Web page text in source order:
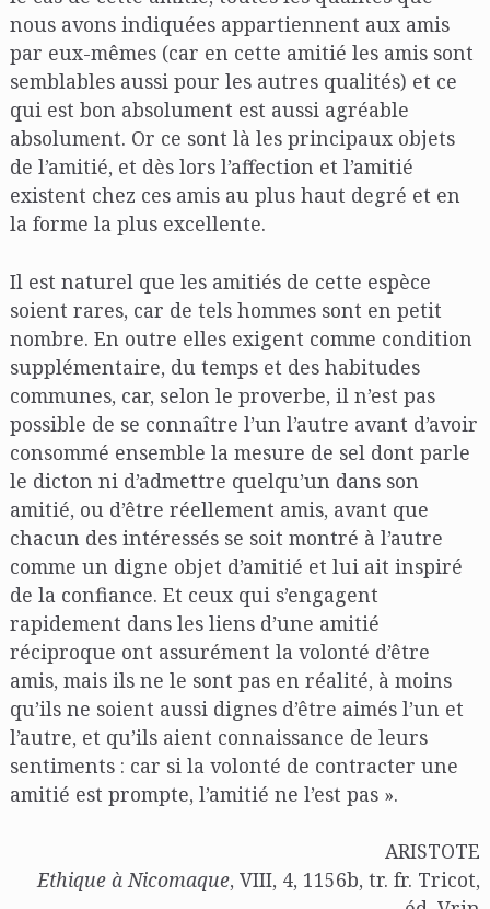
nous avons indiquées appartiennent aux amis
par eux-mêmes (car en cette amitié les amis sont
semblables aussi pour les autres qualités) et ce
qui est bon absolument est aussi agréable
absolument. Or ce sont là les principaux objets
de l’amitié, et dès lors l’affection et l’amitié
existent chez ces amis au plus haut degré et en
la forme la plus excellente.
Il est naturel que les amitiés de cette espèce
soient rares, car de tels hommes sont en petit
nombre. En outre elles exigent comme condition
supplémentaire, du temps et des habitudes
communes, car, selon le proverbe, il n’est pas
possible de se connaître l’un l’autre avant d’avoir
consommé ensemble la mesure de sel dont parle
le dicton ni d’admettre quelqu’un dans son
amitié, ou d’être réellement amis, avant que
chacun des intéressés se soit montré à l’autre
comme un digne objet d’amitié et lui ait inspiré
de la confiance. Et ceux qui s’engagent
rapidement dans les liens d’une amitié
réciproque ont assurément la volonté d’être
amis, mais ils ne le sont pas en réalité, à moins
qu’ils ne soient aussi dignes d’être aimés l’un et
l’autre, et qu’ils aient connaissance de leurs
sentiments : car si la volonté de contracter une
amitié est prompte, l’amitié ne l’est pas ».
ARISTOTE
Ethique à Nicomaque, VIII, 4, 1156b, tr. fr. Tricot,